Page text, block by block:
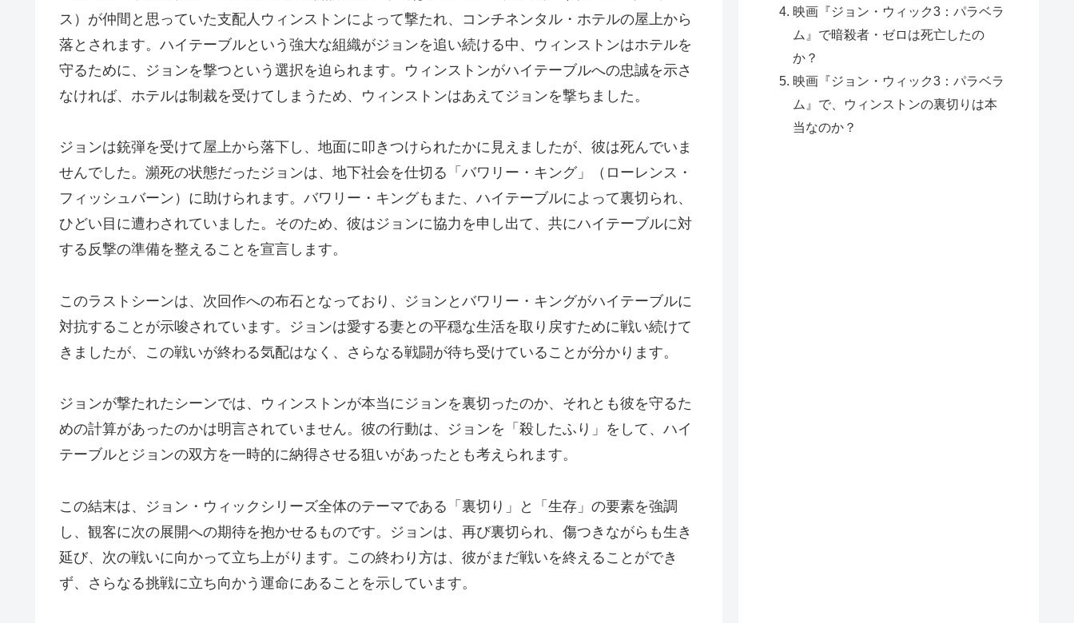
ス）が仲間と思っていた支配人ウィンストンによって撃たれ、コンチネンタル・ホテルの屋上から
落とされます。ハイテーブルという強大な組織がジョンを追い続ける中、ウィンストンはホテルを
守るために、ジョンを撃つという選択を迫られます。ウィンストンがハイテーブルへの忠誠を示さ
なければ、ホテルは制裁を受けてしまうため、ウィンストンはあえてジョンを撃ちました。
ジョンは銃弾を受けて屋上から落下し、地面に叩きつけられたかに見えましたが、彼は死んでいま
せんでした。瀕死の状態だったジョンは、地下社会を仕切る「バワリー・キング」（ローレンス・
フィッシュバーン）に助けられます。バワリー・キングもまた、ハイテーブルによって裏切られ、
ひどい目に遭わされていました。そのため、彼はジョンに協力を申し出て、共にハイテーブルに対
する反撃の準備を整えることを宣言します。
このラストシーンは、次回作への布石となっており、ジョンとバワリー・キングがハイテーブルに
対抗することが示唆されています。ジョンは愛する妻との平穏な生活を取り戻すために戦い続けて
きましたが、この戦いが終わる気配はなく、さらなる戦闘が待ち受けていることが分かります。
ジョンが撃たれたシーンでは、ウィンストンが本当にジョンを裏切ったのか、それとも彼を守るた
めの計算があったのかは明言されていません。彼の行動は、ジョンを「殺したふり」をして、ハイ
テーブルとジョンの双方を一時的に納得させる狙いがあったとも考えられます。
この結末は、ジョン・ウィックシリーズ全体のテーマである「裏切り」と「生存」の要素を強調
し、観客に次の展開への期待を抱かせるものです。ジョンは、再び裏切られ、傷つきながらも生き
延び、次の戦いに向かって立ち上がります。この終わり方は、彼がまだ戦いを終えることができ
ず、さらなる挑戦に立ち向かう運命にあることを示しています。
映画『ジョン・ウィック3：パラベラ
ム』で暗殺者・ゼロは死亡したの
か？
映画『ジョン・ウィック3：パラベラ
ム』で、ウィンストンの裏切りは本
当なのか？